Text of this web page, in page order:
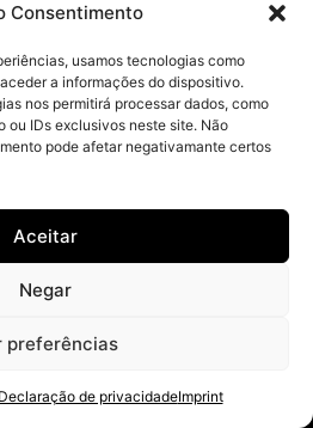
Consentimento
usamos tecnologias como
a informações do dispositivo.
nos permitirá processar dados, como
ou IDs exclusivos neste site. Não
pode afetar negativamante certos
Aceitar
Negar
preferências
de privacidadeImprint
ArquitectosRT - Arquitetura e Design